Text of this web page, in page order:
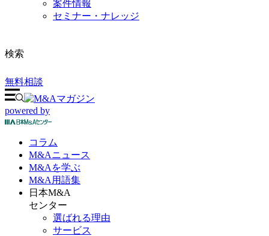
案件情報
セミナー・ナレッジ
検索
無料相談
powered by
コラム
M&Aニュース
M&Aを学ぶ
M&A 用語集
日本M&A
センター
選ばれる理由
サービス